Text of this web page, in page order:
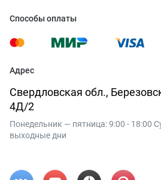
Способы оплаты
Адрес
Свердловская обл.,
4Д/2
Понедельник — пятница: 9:00 - 18:00
выходные дни